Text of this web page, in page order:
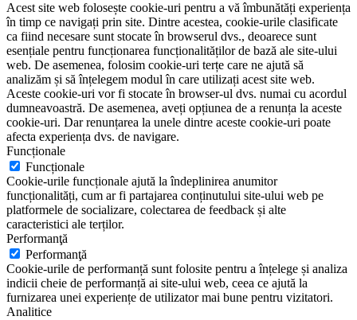
Acest site web folosește cookie-uri pentru a vă îmbunătăți experiența
în timp ce navigați prin site. Dintre acestea, cookie-urile clasificate
ca fiind necesare sunt stocate în browserul dvs., deoarece sunt
esențiale pentru funcționarea funcționalităților de bază ale site-ului
web. De asemenea, folosim cookie-uri terțe care ne ajută să
analizăm și să înțelegem modul în care utilizați acest site web.
Aceste cookie-uri vor fi stocate în browser-ul dvs. numai cu acordul
dumneavoastră. De asemenea, aveți opțiunea de a renunța la aceste
cookie-uri. Dar renunțarea la unele dintre aceste cookie-uri poate
afecta experiența dvs. de navigare.
Funcționale
Funcționale
Cookie-urile funcționale ajută la îndeplinirea anumitor
funcționalități, cum ar fi partajarea conținutului site-ului web pe
platformele de socializare, colectarea de feedback și alte
caracteristici ale terților.
Performanţă
Performanţă
Cookie-urile de performanță sunt folosite pentru a înțelege și analiza
indicii cheie de performanță ai site-ului web, ceea ce ajută la
furnizarea unei experiențe de utilizator mai bune pentru vizitatori.
Analitice